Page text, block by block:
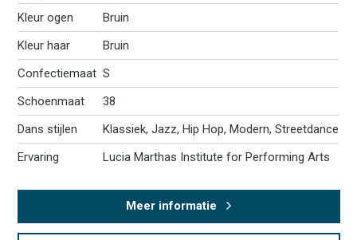
Kleur ogen
Bruin
Kleur haar
Bruin
Confectiemaat S
Schoenmaat
38
Dans stijlen
Klassiek, Jazz, Hip Hop, Modern, Streetdance
Ervaring
Lucia Marthas Institute for Performing Arts
Meer informatie